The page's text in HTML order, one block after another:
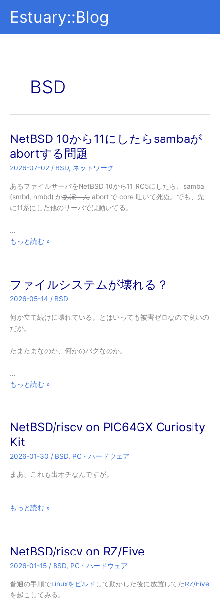
Estuary::Blog
BSD
NetBSD 10から11にしたらsambaが
abortする問題
2026-07-02 / BSD, ネットワーク
あるファイルサーバをNetBSD 10から11_RC5にしたら、samba
(smbd, nmbd) があぼ～ん abort で core 吐いて死ぬ。でも、先
に11系にした他のサーバでは動いてる。
…
NetBSD
か
11
に
た
ら
が
る
題
もっと読む »
ファイルシステムが壊れる？
2026-05-14 / BSD
何か立て続けに壊れている。とはいっても被害ゼロなので良いの
だが。
たまたまなのか、何かのバグなのか。
…
フ
イ
シ
ス
テ
ム
が
もっと読む »
NetBSD/riscv on PIC64GX Curiosity
Kit
2026-01-30 / BSD, PC・ハードウェア
まあ、これも出オチなんですが。
…
NetBSD/riscv
PIC64GX
Kit
もっと読む »
NetBSD/riscv on RZ/Five
2026-01-15 / BSD, PC・ハードウェア
普通の手順でLinuxをビルド して動かした後に放置してたRZ/Five
を起こしてみる。